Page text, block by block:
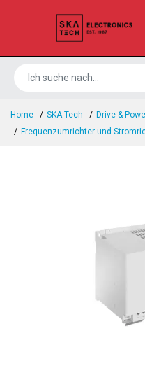
Home SKA Tech
Drive &
Frequenzumrichter und